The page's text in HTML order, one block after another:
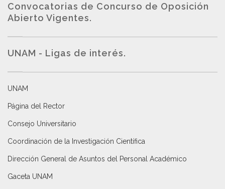
Convocatorias de Concurso de Oposición
Abierto Vigentes.
UNAM - Ligas de interés.
UNAM
Página del Rector
Consejo Universitario
Coordinación de la Investigación Científica
Dirección General de Asuntos del Personal Académico
Gaceta UNAM